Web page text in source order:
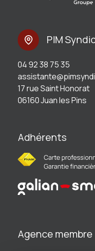
PIM
04 92 38 75 35
17 rue Saint Honorat
06160 Juan les Pins
Adhérents
Agence membre